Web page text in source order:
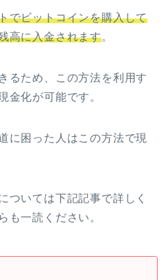
でビットコインを購入して
高に入金されます。
るため、この方法を利用す
金化が可能です。
に困った人はこの方法で現
ついては下記記事で詳しく
も一読ください。